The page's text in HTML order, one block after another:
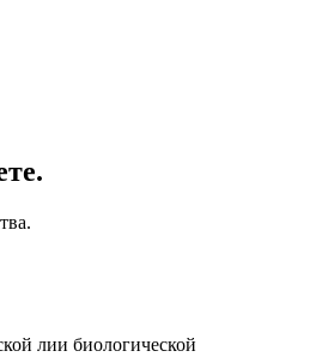
лии биологической